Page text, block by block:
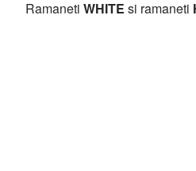
Ramaneti WHITE si ramaneti